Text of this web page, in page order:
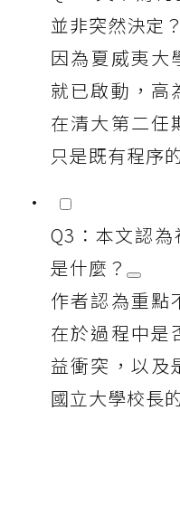
並非突然決定？
因為夏威夷大
就已啟動，高
在清大第二任
只是既有程序
Q3：本文認
是什麼？
作者認為重點
在於過程中是
益衝突，以及
國立大學校長